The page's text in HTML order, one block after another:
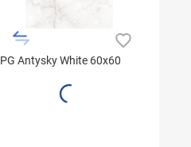
PG Antysky White 60x60